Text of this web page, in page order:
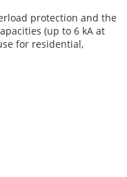
protection and the
(up to 6 kA at
for residential,